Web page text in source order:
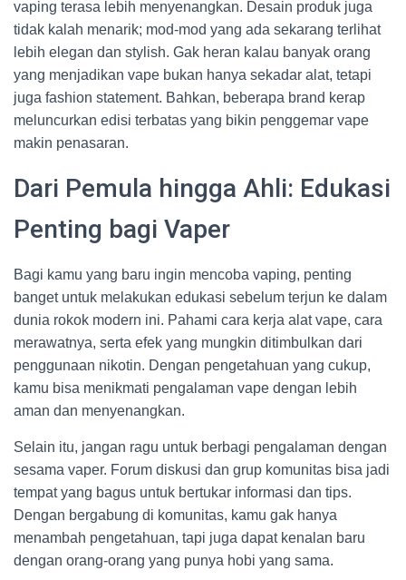
vaping terasa lebih menyenangkan. Desain produk juga
tidak kalah menarik; mod-mod yang ada sekarang terlihat
lebih elegan dan stylish. Gak heran kalau banyak orang
yang menjadikan vape bukan hanya sekadar alat, tetapi
juga fashion statement. Bahkan, beberapa brand kerap
meluncurkan edisi terbatas yang bikin penggemar vape
makin penasaran.
Dari Pemula hingga Ahli: Edukasi
Penting bagi Vaper
Bagi kamu yang baru ingin mencoba vaping, penting
banget untuk melakukan edukasi sebelum terjun ke dalam
dunia rokok modern ini. Pahami cara kerja alat vape, cara
merawatnya, serta efek yang mungkin ditimbulkan dari
penggunaan nikotin. Dengan pengetahuan yang cukup,
kamu bisa menikmati pengalaman vape dengan lebih
aman dan menyenangkan.
Selain itu, jangan ragu untuk berbagi pengalaman dengan
sesama vaper. Forum diskusi dan grup komunitas bisa jadi
tempat yang bagus untuk bertukar informasi dan tips.
Dengan bergabung di komunitas, kamu gak hanya
menambah pengetahuan, tapi juga dapat kenalan baru
dengan orang-orang yang punya hobi yang sama.